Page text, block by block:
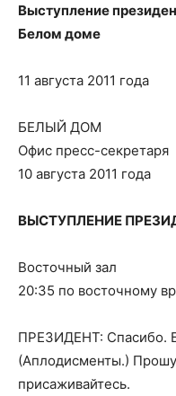
Выступление
Белом доме
11 августа 2011 года
БЕЛЫЙ ДОМ
Офис пресс-секретаря
10 августа 2011 года
ВЫСТУПЛЕНИЕ
Восточный зал
20:35 по восточному
ПРЕЗИДЕНТ: Спасибо.
(Аплодисменты.) Прошу
присаживайтесь.